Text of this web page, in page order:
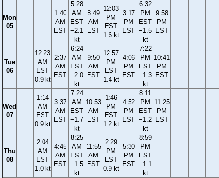
Mon
05
1:40
AM
EST
5:28
AM
EST
−2.1
kt
8:49
AM
EST
12:03
PM
EST
1.6 kt
3:17
PM
EST
6:32
PM
EST
−1.5
kt
9:58
PM
EST
Tue
06
12:23
AM
EST
0.9 kt
2:37
AM
EST
6:24
AM
EST
−2.0
kt
9:50
AM
EST
12:57
PM
EST
1.4 kt
4:06
PM
EST
7:22
PM
EST
−1.3
kt
10:41
PM
EST
Wed
07
1:14
AM
EST
0.9 kt
3:37
AM
EST
7:24
AM
EST
−1.7
kt
10:53
AM
EST
1:46
PM
EST
1.2 kt
4:52
PM
EST
8:11
PM
EST
−1.2
kt
11:25
PM
EST
Thu
08
2:04
AM
EST
1.0 kt
4:45
AM
EST
8:25
AM
EST
−1.5
kt
11:55
AM
EST
2:29
PM
EST
0.9 kt
5:30
PM
EST
8:59
PM
EST
−1.1
kt